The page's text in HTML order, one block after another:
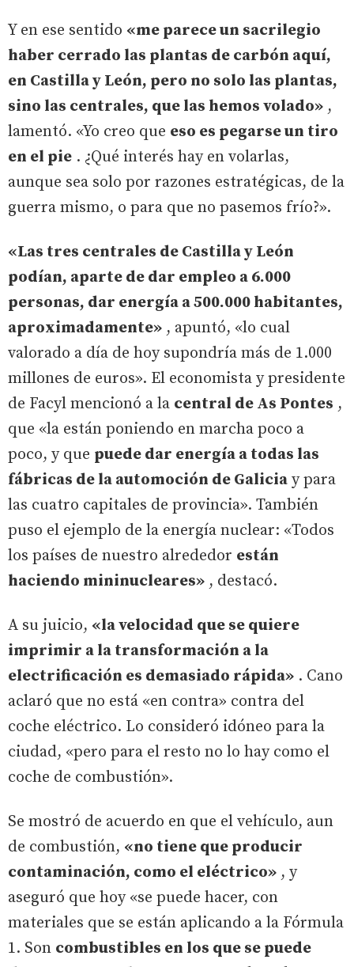
Y en ese sentido «me parece un sacrilegio
haber cerrado las plantas de carbón aquí,
en Castilla y León, pero no solo las plantas,
sino las centrales, que las hemos volado» ,
lamentó. «Yo creo que eso es pegarse un tiro
en el pie . ¿Qué interés hay en volarlas,
aunque sea solo por razones estratégicas, de la
guerra mismo, o para que no pasemos frío?».
«Las tres centrales de Castilla y León
podían, aparte de dar empleo a 6.000
personas, dar energía a 500.000 habitantes,
aproximadamente» , apuntó, «lo cual
valorado a día de hoy supondría más de 1.000
millones de euros». El economista y presidente
de Facyl mencionó a la central de As Pontes ,
que «la están poniendo en marcha poco a
poco, y que puede dar energía a todas las
fábricas de la automoción de Galicia y para
las cuatro capitales de provincia». También
puso el ejemplo de la energía nuclear: «Todos
los países de nuestro alrededor están
haciendo mininucleares» , destacó.
A su juicio, «la velocidad que se quiere
imprimir a la transformación a la
electrificación es demasiado rápida» . Cano
aclaró que no está «en contra» contra del
coche eléctrico. Lo consideró idóneo para la
ciudad, «pero para el resto no lo hay como el
coche de combustión».
Se mostró de acuerdo en que el vehículo, aun
de combustión, «no tiene que producir
contaminación, como el eléctrico» , y
aseguró que hoy «se puede hacer, con
materiales que se están aplicando a la Fórmula
1. Son combustibles en los que se puede